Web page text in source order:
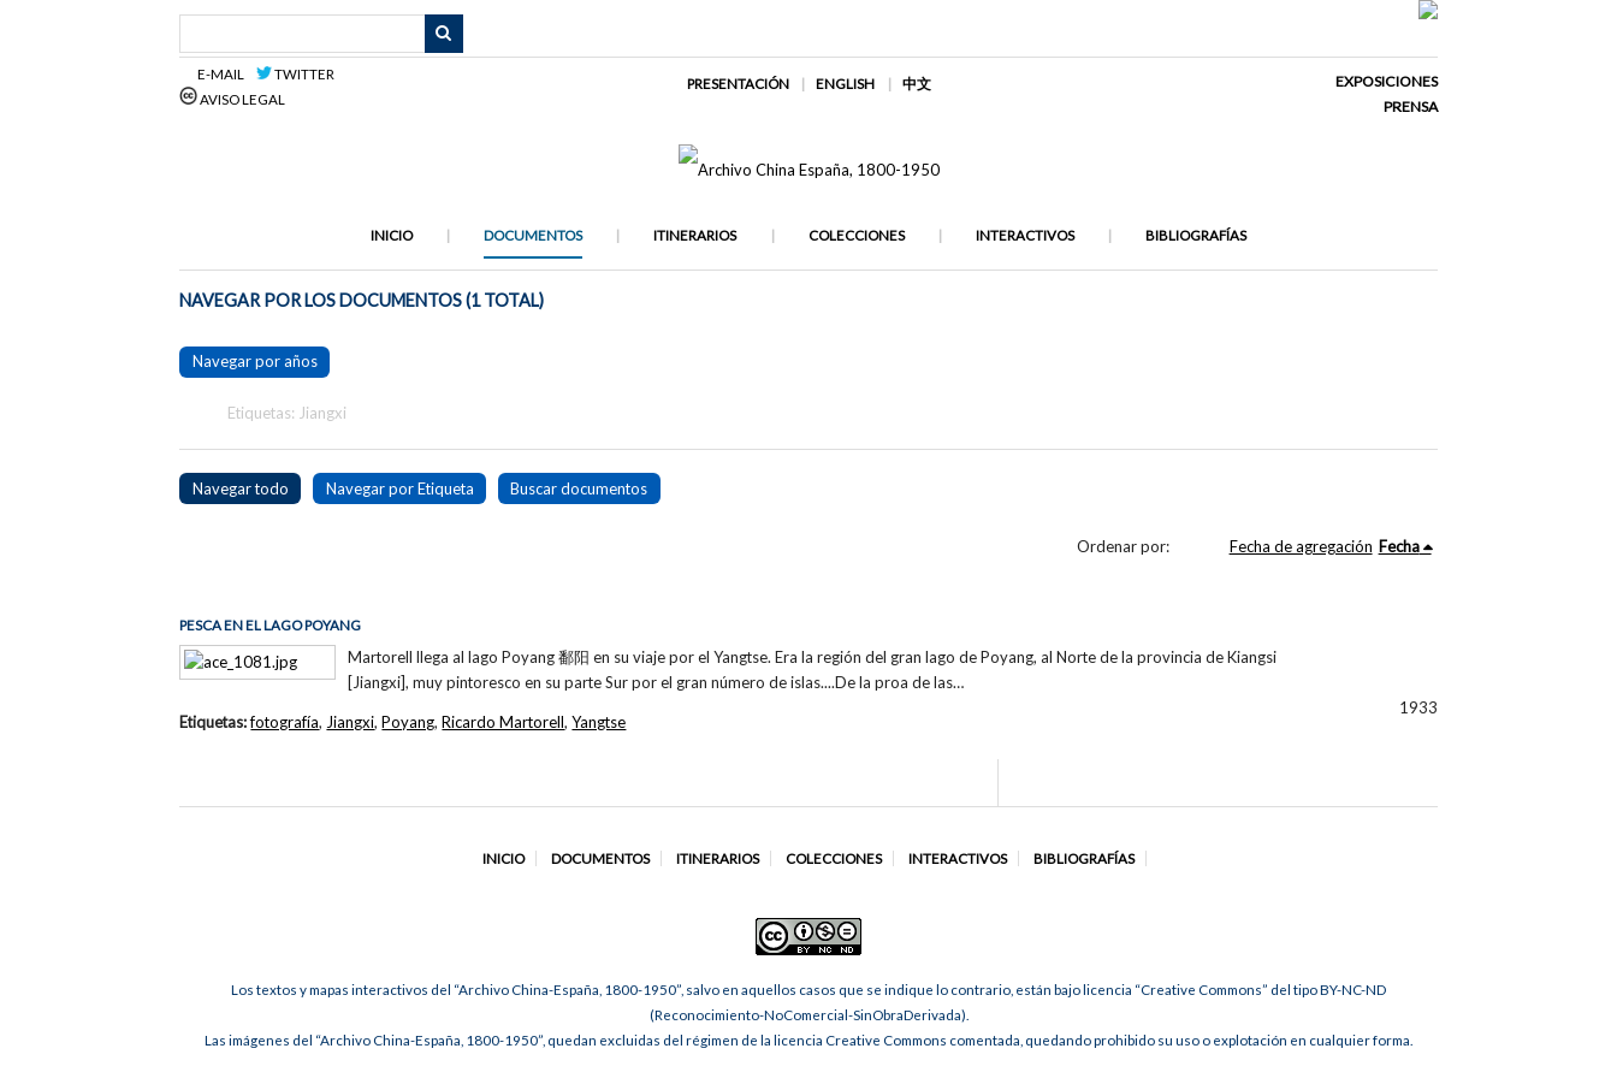
E-MAIL
TWITTER
AVISO LEGAL
PRESENTACIÓN ENGLISH 中文
EXPOSICIONES
PRENSA
INICIO DOCUMENTOS ITINERARIOS COLECCIONES INTERACTIVOS BIBLIOGRAFÍAS
NAVEGAR POR LOS DOCUMENTOS (1 TOTAL)
Navegar por años
Etiquetas: Jiangxi
Navegar todo Navegar por Etiqueta Buscar documentos
Ordenar por: Fecha de agregación Fecha
PESCA EN EL LAGO POYANG
Martorell llega al lago Poyang 鄱阳 en su viaje por el Yangtse. Era la región del gran lago de Poyang, al Norte de la provincia de Kiangsi
[Jiangxi], muy pintoresco en su parte Sur por el gran número de islas....De la proa de las…
1933
Etiquetas:fotografía, Jiangxi,Poyang,Ricardo Martorell,Yangtse
INICIO DOCUMENTOS ITINERARIOS COLECCIONES INTERACTIVOS BIBLIOGRAFÍAS
Los textos y mapas interactivos del “Archivo China-España, 1800-1950”, salvo en aquellos casos que se indique lo contrario, están bajo licencia “Creative Commons” del tipo BY-NC-ND
(Reconocimiento-NoComercial-SinObraDerivada).
Las imágenes del “Archivo China-España, 1800-1950”, quedan excluidas del régimen de la licencia Creative Commons comentada, quedando prohibido su uso o explotación en cualquier forma.